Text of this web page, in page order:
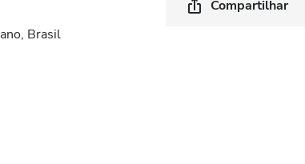
Brasil
Compartilhar